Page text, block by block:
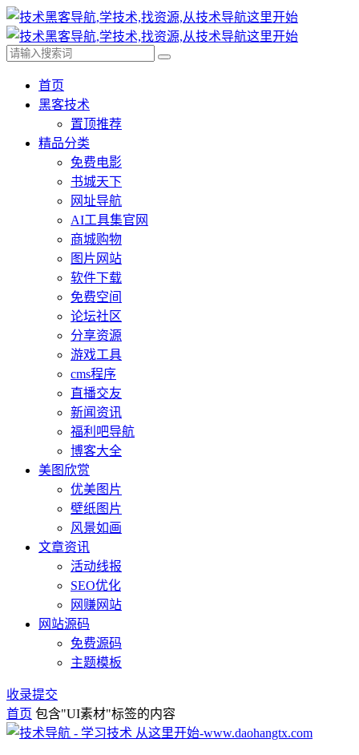
首页
黑客技术
置顶推荐
精品分类
免费电影
书城天下
网址导航
AI工具集官网
商城购物
图片网站
软件下载
免费空间
论坛社区
分享资源
游戏工具
cms程序
直播交友
新闻资讯
福利吧导航
博客大全
美图欣赏
优美图片
壁纸图片
风景如画
文章资讯
活动线报
SEO优化
网赚网站
网站源码
免费源码
主题模板
收录提交
首页 包含"UI素材"标签的内容